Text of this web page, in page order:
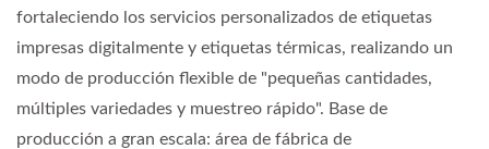
fortaleciendo los servicios personalizados de etiquetas
impresas digitalmente y etiquetas térmicas, realizando un
modo de producción flexible de "pequeñas cantidades,
múltiples variedades y muestreo rápido". Base de
producción a gran escala: área de fábrica de